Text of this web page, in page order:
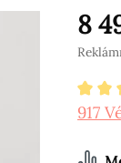
8
917